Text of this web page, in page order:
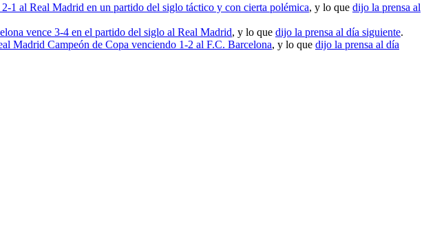
1 al Real Madrid en un partido del siglo táctico y con cierta polémica, y lo que dijo la prensa al
vence 3-4 en el partido del siglo al Real Madrid, y lo que dijo la prensa al día siguiente.
Madrid Campeón de Copa venciendo 1-2 al F.C. Barcelona, y lo que dijo la prensa al día